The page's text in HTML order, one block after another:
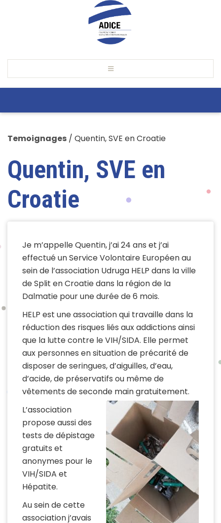
Temoignages / Quentin, SVE en Croatie
Quentin, SVE en
Croatie
Je m’appelle Quentin, j’ai 24 ans et j’ai
effectué un Service Volontaire Européen au
sein de l’association Udruga HELP dans la ville
de Split en Croatie dans la région de la
Dalmatie pour une durée de 6 mois.
HELP est une association qui travaille dans la
réduction des risques liés aux addictions ainsi
que la lutte contre le VIH/SIDA. Elle permet
aux personnes en situation de précarité de
disposer de seringues, d’aiguilles, d’eau,
d’acide, de préservatifs ou même de
vêtements de seconde main gratuitement.
L’association
propose aussi des
tests de dépistage
gratuits et
anonymes pour le
VIH/SIDA et
Hépatite.
Au sein de cette
association j’avais